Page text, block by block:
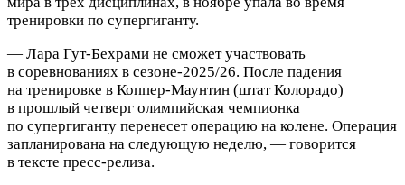
тренировки по супергиганту.
— Лара Гут‑Бехрами не сможет участвовать
в соревнованиях в сезоне‑2025/26. После падения
на тренировке в Коппер‑Маунтин (штат Колорадо)
в прошлый четверг олимпийская чемпионка
по супергиганту перенесет операцию на колене. Операция
запланирована на следующую неделю, — говорится
в тексте пресс‑релиза.